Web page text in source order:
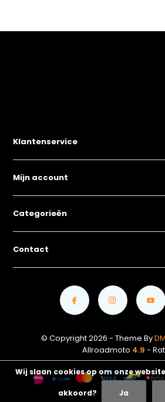
Klantenservice
Mijn account
Categorieën
Contact
© Copyright 2026 - Theme By
Allroadmoto 4.9 -
Wij slaan cookies op om onze
akkoord? Ja